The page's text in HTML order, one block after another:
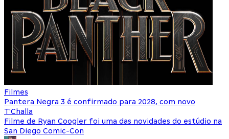
Filmes
Pantera Negra 3 é confirmado para 2028, com novo
T'Challa
Filme de Ryan Coogler foi uma das novidades do estúdio na
San Diego Comic-Con